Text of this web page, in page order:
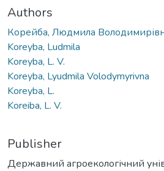
Authors
Корейба, Людмила
Koreyba, Ludmila
Koreyba, L. V.
Koreyba, Lyudmila Volodymyrivna
Koreyba, L.
Koreiba, L. V.
Publisher
Державний агроекологічний